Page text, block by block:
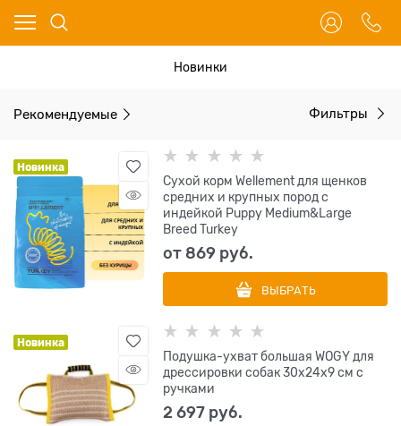
Новинки
Рекомендуемые Фильтры
Новинка
Сухой корм Wellement для щенков
средних и крупных пород с
индейкой Puppy Medium&Large
Breed Turkey
от 869 руб.
ВЫБРАТЬ
Новинка
Подушка-ухват большая WOGY для
дрессировки собак 30х24х9 см с
ручками
2 697 руб.